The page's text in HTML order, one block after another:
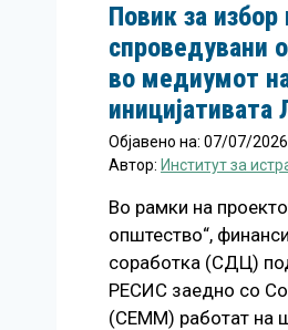
Повик за
спроведувани
во медиумот
иницијативата
Објавено на: 07/07/2026
Автор: Институт за
Во рамки на
општество“,
соработка (СДЦ)
РЕСИС заедно со
(СЕММ) работат на